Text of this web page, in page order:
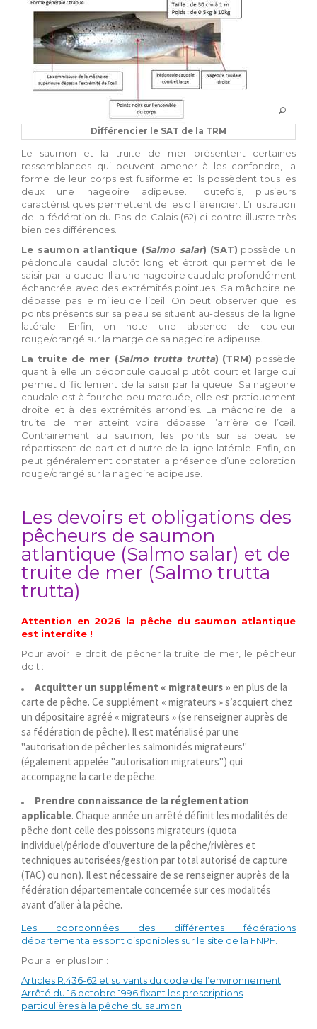
Différencier le SAT de la TRM
Le saumon et la truite de mer présentent certaines
ressemblances qui peuvent amener à les confondre, la
forme de leur corps est fusiforme et ils possèdent tous les
deux une nageoire adipeuse. Toutefois, plusieurs
caractéristiques permettent de les différencier. L’illustration
de la fédération du Pas-de-Calais (62) ci-contre illustre très
bien ces différences.
Le saumon atlantique (Salmo salar) (SAT) possède un
pédoncule caudal plutôt long et étroit qui permet de le
saisir par la queue. Il a une nageoire caudale profondément
échancrée avec des extrémités pointues. Sa mâchoire ne
dépasse pas le milieu de l’œil. On peut observer que les
points présents sur sa peau se situent au-dessus de la ligne
latérale. Enfin, on note une absence de couleur
rouge/orangé sur la marge de sa nageoire adipeuse.
La truite de mer (Salmo trutta trutta) (TRM) possède
quant à elle un pédoncule caudal plutôt court et large qui
permet difficilement de la saisir par la queue. Sa nageoire
caudale est à fourche peu marquée, elle est pratiquement
droite et à des extrémités arrondies. La mâchoire de la
truite de mer atteint voire dépasse l’arrière de l’œil.
Contrairement au saumon, les points sur sa peau se
répartissent de part et d'autre de la ligne latérale. Enfin, on
peut généralement constater la présence d’une coloration
rouge/orangé sur la nageoire adipeuse.
Les devoirs et obligations des
pêcheurs de saumon
atlantique (Salmo salar) et de
truite de mer (Salmo trutta
trutta)
Attention en 2026 la pêche du saumon atlantique
est interdite !
Pour avoir le droit de pêcher la truite de mer, le pêcheur
doit :
Acquitter un supplément « migrateurs » en plus de la
carte de pêche. Ce supplément « migrateurs » s’acquiert chez
un dépositaire agréé « migrateurs » (se renseigner auprès de
sa fédération de pêche). Il est matérialisé par une
"autorisation de pêcher les salmonidés migrateurs"
(également appelée "autorisation migrateurs") qui
accompagne la carte de pêche.
Prendre connaissance de la réglementation
applicable. Chaque année un arrêté définit les modalités de
pêche dont celle des poissons migrateurs (quota
individuel/période d’ouverture de la pêche/rivières et
techniques autorisées/gestion par total autorisé de capture
(TAC) ou non). Il est nécessaire de se renseigner auprès de la
fédération départementale concernée sur ces modalités
avant d’aller à la pêche.
Les coordonnées des différentes fédérations
départementales sont disponibles sur le site de la FNPF.
Pour aller plus loin :
Articles R.436-62 et suivants du code de l’environnement
Arrêté du 16 octobre 1996 fixant les prescriptions
particulières à la pêche du saumon